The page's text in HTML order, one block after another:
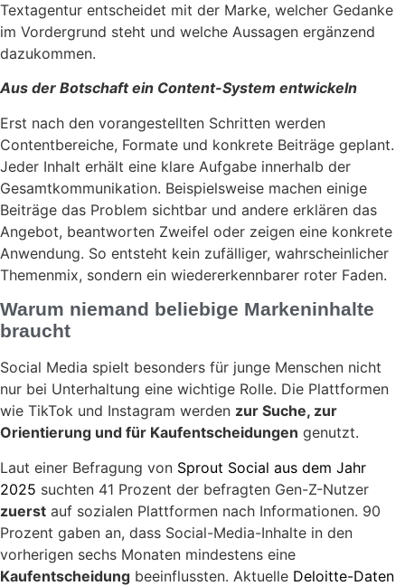
Textagentur entscheidet mit der Marke, welcher Gedanke
im Vordergrund steht und welche Aussagen ergänzend
dazukommen.
Aus der Botschaft ein Content-System entwickeln
Erst nach den vorangestellten Schritten werden
Contentbereiche, Formate und konkrete Beiträge geplant.
Jeder Inhalt erhält eine klare Aufgabe innerhalb der
Gesamtkommunikation. Beispielsweise machen einige
Beiträge das Problem sichtbar und andere erklären das
Angebot, beantworten Zweifel oder zeigen eine konkrete
Anwendung. So entsteht kein zufälliger, wahrscheinlicher
Themenmix, sondern ein wiedererkennbarer roter Faden.
Warum niemand beliebige Markeninhalte
braucht
Social Media spielt besonders für junge Menschen nicht
nur bei Unterhaltung eine wichtige Rolle. Die Plattformen
wie TikTok und Instagram werden zur Suche, zur
Orientierung und für Kaufentscheidungen genutzt.
Laut einer Befragung von Sprout Social aus dem Jahr
2025 suchten 41 Prozent der befragten Gen-Z-Nutzer
zuerst auf sozialen Plattformen nach Informationen. 90
Prozent gaben an, dass Social-Media-Inhalte in den
vorherigen sechs Monaten mindestens eine
Kaufentscheidung beeinflussten. Aktuelle Deloitte-Daten